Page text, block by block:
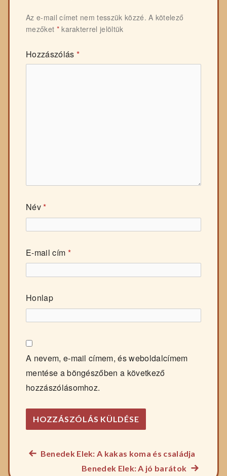
Az e-mail címet nem tesszük közzé. A kötelező
mezőket *karakterrel jelöltük
Hozzászólás *
Név*
E-mail cím *
Honlap
A nevem, e-mail címem, és weboldalcímem
mentése a böngészőben a következő
hozzászólásomhoz.
Bejegyzés
Előző
Benedek Elek: A kakas koma és családja
Benedek Elek: A jó barátok